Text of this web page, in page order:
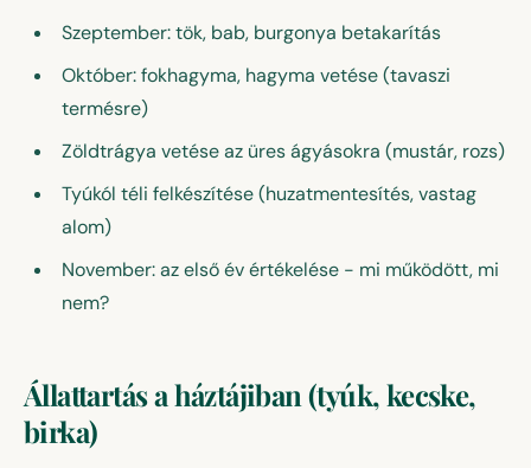
Szeptember: tök, bab, burgonya betakarítás
Október: fokhagyma, hagyma vetése (tavaszi
termésre)
Zöldtrágya vetése az üres ágyásokra (mustár, rozs)
Tyúkól téli felkészítése (huzatmentesítés, vastag
alom)
November: az első év értékelése - mi működött, mi
nem?
Állattartás a háztájiban (tyúk, kecske,
birka)